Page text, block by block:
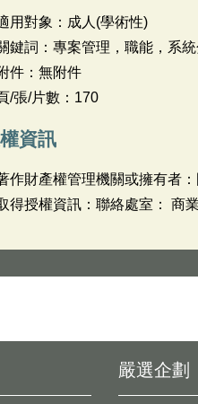
用對象：成人(學術性)
鍵詞：專案管理，職能，系
件：無附件
/張/片數：170
資訊
作財產權管理機關或擁有者
得授權資訊：聯絡處室： 商
嚴選企劃